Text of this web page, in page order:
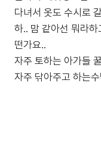
다녀서 옷도 수시로
하.. 맘 같아선 뭐라
떤가요..
자주 토하는 아가들
자주 닦아주고 하는